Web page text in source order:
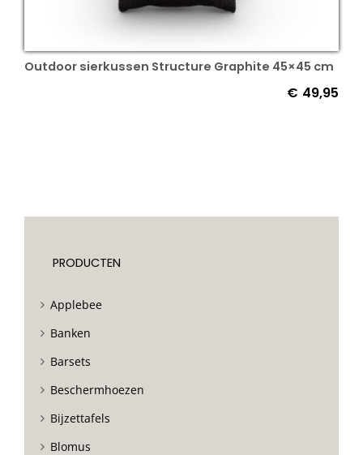
Outdoor sierkussen Structure Graphite 45×45 cm
€ 49,95
PRODUCTEN
Applebee
Banken
Barsets
Beschermhoezen
Bijzettafels
Blomus